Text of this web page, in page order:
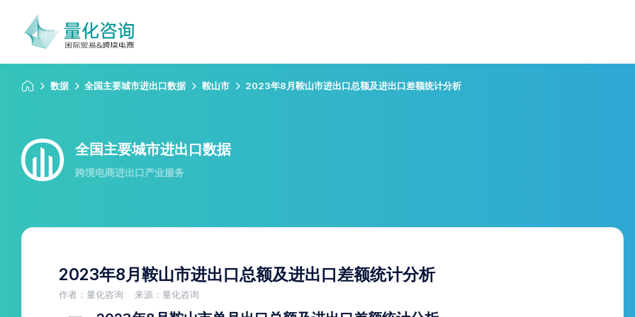
数据 全国主要城市进出口数据 鞍山市 2023年8月鞍山市进出口总额及进出口差额统计分析
全国主要城市进出口数据
跨境电商进出口产业服务
2023年8月鞍山市进出口总额及进出口差额统计分析
作者：量化咨询 来源：量化咨询